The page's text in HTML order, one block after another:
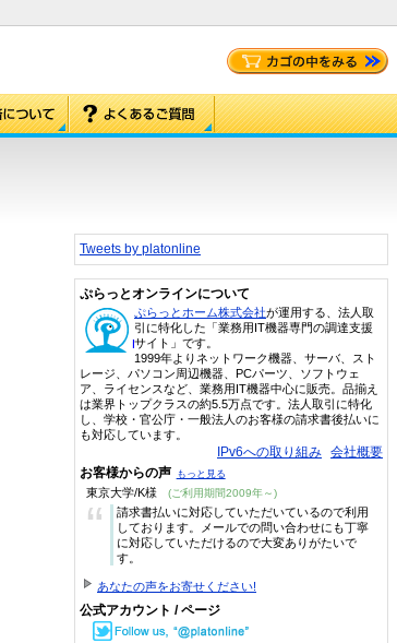
Tweets by platonline
ぷらっとオンラインについて
ぷらっとホーム株式会社が運用する、法人取
引に特化した「業務用IT機器専門の調達支援
サイト」です。
1999年よりネットワーク機器、サーバ、スト
レージ、パソコン周辺機器、PCパーツ、ソフトウェ
ア、ライセンスなど、業務用IT機器中心に販売。品揃え
は業界トップクラスの約5.5万点です。法人取引に特化
し、学校・官公庁・一般法人のお客様の請求書後払いに
も対応しています。
IPv6への取り組み 会社概要
お客様からの声 もっと見る
東京大学/K様 (ご利用期間2009年～)
“
請求書払いに対応していただいているので利用
しております。メールでの問い合わせにも丁寧
に対応していただけるので大変ありがたいで
す。
あなたの声をお寄せください!
公式アカウント / ページ